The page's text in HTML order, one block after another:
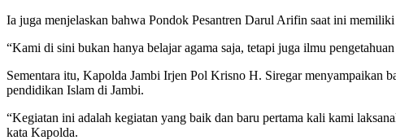
Ia juga menjelaskan bahwa Pondok Pesantren Darul Arifin saat ini
“Kami di sini bukan hanya belajar agama saja, tetapi juga ilmu
Sementara itu, Kapolda Jambi Irjen Pol Krisno H. Siregar menyampaikan
pendidikan Islam di Jambi.
“Kegiatan ini adalah kegiatan yang baik dan baru pertama kali kami
kata Kapolda.